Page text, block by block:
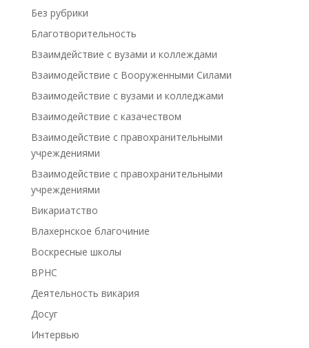
Без рубрики
Благотворительность
Взаимдействие с вузами и коллеждами
Взаимодействие с Вооруженными Силами
Взаимодействие с вузами и колледжами
Взаимодействие с казачеством
Взаимодействие с правохранительными
учреждениями
Взаимодействие с правохранительными
учреждениями
Викариатство
Влахернское благочиние
Воскресные школы
ВРНС
Деятельность викария
Досуг
Интервью